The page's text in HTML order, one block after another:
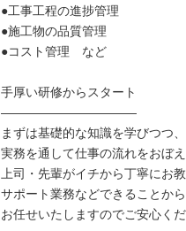
●工事工程の進捗管理
●施工物の品質管理
●コスト管理 など
手厚い研修からスタート
―――――――――――
まずは基礎的な知識を学びつつ、
実務を通して仕事の流れをおぼえ
上司・先輩がイチから丁寧にお
サポート業務などできることから
お任せいたしますのでご安心くだ